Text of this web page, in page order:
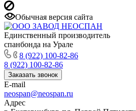
Обычная версия сайта
Единственный производитель
спанбонда на Урале
8 (922) 100-82-86
8 (922) 100-82-86
Заказать звонок
E-mail
neospan@neospan.ru
Адрес